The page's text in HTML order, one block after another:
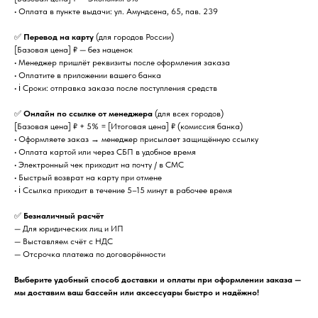
• Оплата в пункте выдачи: ул. Амундсена, 65, пав. 239
✅ Перевод на карту (для городов России)
[Базовая цена] ₽ — без наценок
• Менеджер пришлёт реквизиты после оформления заказа
• Оплатите в приложении вашего банка
• ℹ️ Сроки: отправка заказа после поступления средств
✅ Онлайн по ссылке от менеджера (для всех городов)
[Базовая цена] ₽ + 5% = [Итоговая цена] ₽ (комиссия банка)
• Оформляете заказ → менеджер присылает защищённую ссылку
• Оплата картой или через СБП в удобное время
• Электронный чек приходит на почту / в СМС
• Быстрый возврат на карту при отмене
• ℹ️ Ссылка приходит в течение 5–15 минут в рабочее время
✅ Безналичный расчёт
— Для юридических лиц и ИП
— Выставляем счёт с НДС
— Отсрочка платежа по договорённости
Выберите удобный способ доставки и оплаты при оформлении заказа —
мы доставим ваш бассейн или аксессуары быстро и надёжно!